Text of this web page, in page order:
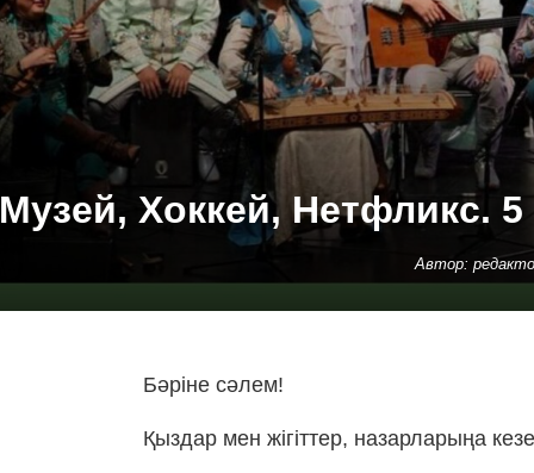
Музей, Хоккей, Нетфликс.
Автор:
Бәріне сәлем!
Қыздар мен жігіттер, назарларыңа